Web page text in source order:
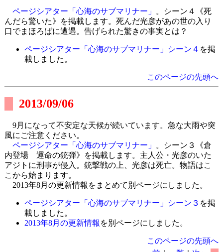
ページシアター「心海のサブマリナー」
。シーン４《死
んだら驚いた》を掲載します。死んだ光彦があの世の入り
口でまほろばに遭遇。告げられた驚きの事実とは？
ページシアター「心海のサブマリナー」シーン４ を掲
載しました。
このページの先頭へ
2013/09/06
9月になって不安定な天候が続いています。急な大雨や突
風にご注意ください。
ページシアター「心海のサブマリナー」
。シーン３《倉
内登場 運命の銃弾》を掲載します。主人公・光彦のいた
アジトに刑事が侵入。銃撃戦の上、光彦は死亡。物語はこ
こから始まります。
2013年8月の更新情報をまとめて別ページにしました。
ページシアター「心海のサブマリナー」シーン３ を掲
載しました。
2013年8月の更新情報 を別ページにしました。
このページの先頭へ